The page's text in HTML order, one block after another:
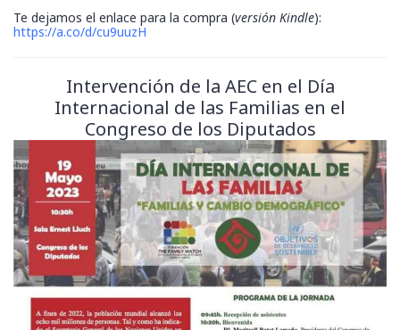
Te dejamos el enlace para la compra (versión Kindle):
https://a.co/d/cu9uuzH
Intervención de la AEC en el Día
Internacional de las Familias en el
Congreso de los Diputados